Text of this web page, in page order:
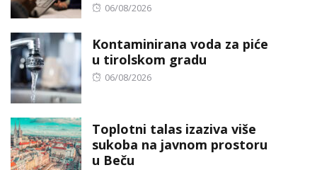
Posted
06/08/2026
Kontaminirana voda za piće
u tirolskom gradu
Posted
06/08/2026
Toplotni talas izaziva više
sukoba na javnom prostoru
u Beču